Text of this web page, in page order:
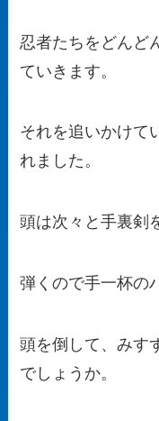
忍者たちをどんど
ていきます。
それを追いかけて
れました。
頭は次々と手裏剣
弾くので手一杯の
頭を倒して、みす
でしょうか。